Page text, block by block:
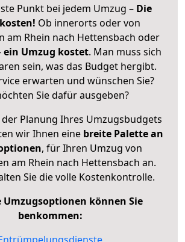
Punkt bei jedem Umzug – Die
Ob innerorts oder von
am Rhein nach Hettensbach oder
ein Umzug kostet. Man muss sich
sein, was das Budget hergibt.
erwarten und wünschen Sie?
Sie dafür ausgeben?
Planung Ihres Umzugsbudgets
wir Ihnen eine breite Palette an
, für Ihren Umzug von
am Rhein nach Hettensbach an.
Sie die volle Kostenkontrolle.
Umzugsoptionen können Sie
benkommen: